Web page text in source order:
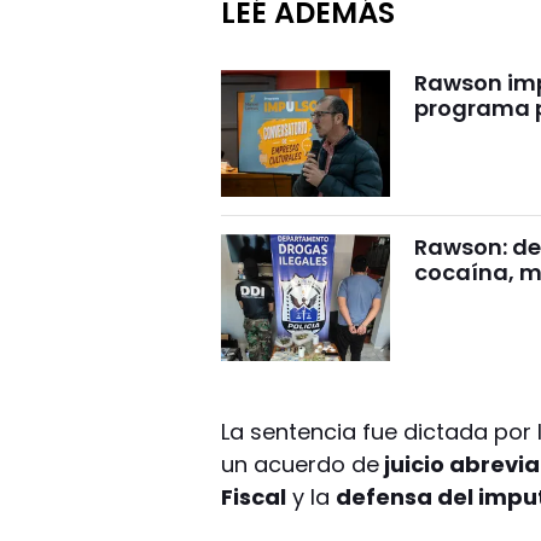
LEÉ ADEMÁS
Rawson
programa
Rawson:
cocaína,
La sentencia fue dictada por
un acuerdo de juicio
Fiscal y la defensa del